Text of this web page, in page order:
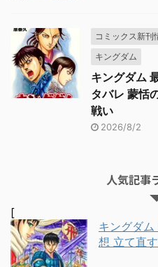
コミックス新刊
キングダム
キングダム
タバレ 蒙恬
戦い
2026/8/2
人気記事
[
キングダ
想 立て直